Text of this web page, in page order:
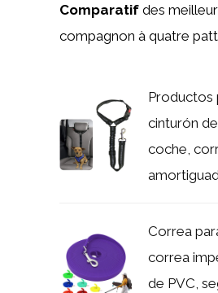
Comparatif des
compagnon à quatre
Productos
cinturón
coche,
Correa
correa
de PVC,